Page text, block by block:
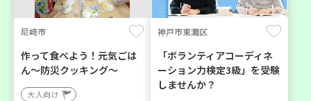
尼崎市
作って食べよう！元気ごは
ん～防災クッキング～
大人向け
神戸市東灘区
「ボランティアコーディネ
ーション力検定3級」を受験
しませんか？